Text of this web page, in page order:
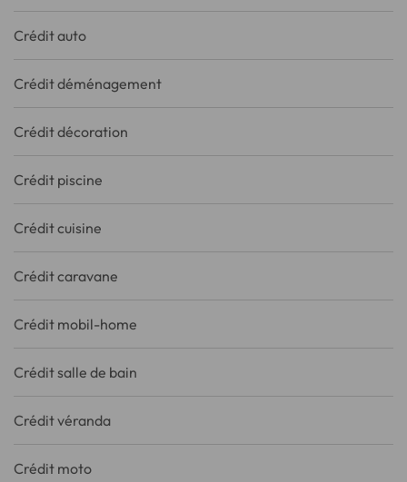
Crédit auto
Crédit déménagement
Crédit décoration
Crédit piscine
Crédit cuisine
Crédit caravane
Crédit mobil-home
Crédit salle de bain
Crédit véranda
Crédit moto